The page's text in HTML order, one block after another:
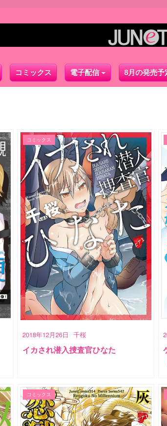
コミックス 電子配信 8月の発売予
2018年12月26日 千桜
コミックス
イカされ潜入捜査官ひなた
コミックス